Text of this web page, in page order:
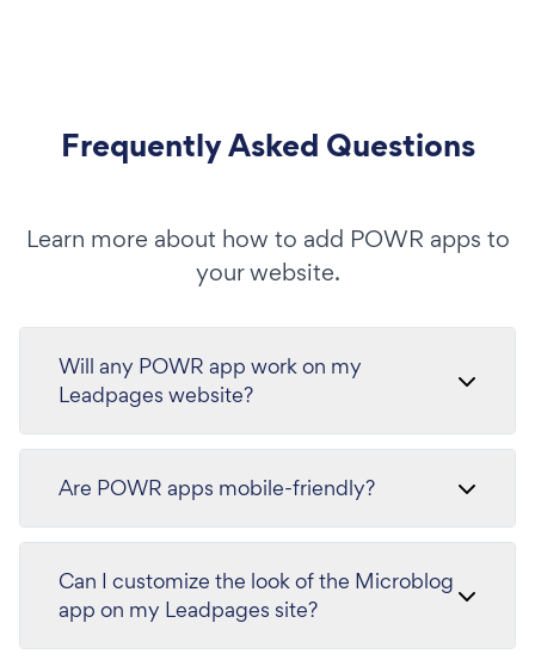
Frequently Asked Questions
Learn more about how to add POWR apps to
your website.
Will any POWR app work on my
Leadpages website?
Are POWR apps mobile-friendly?
Can I customize the look of the Microblog
app on my Leadpages site?